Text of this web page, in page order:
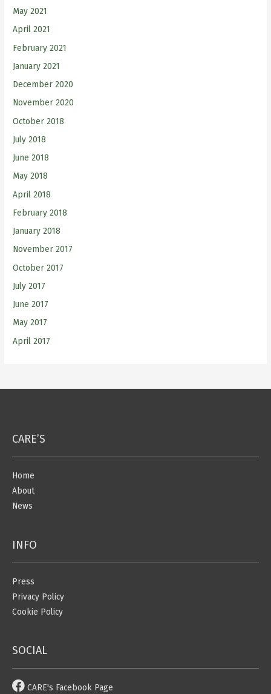
May 2021
April 2021
February 2021
January 2021
December 2020
November 2020
October 2018
July 2018
June 2018
May 2018
April 2018
February 2018
January 2018
November 2017
October 2017
July 2017
June 2017
May 2017
April 2017
CARE’S
Home
About
News
INFO
Press
Privacy Policy
Cookie Policy
SOCIAL
CARE's Facebook Page